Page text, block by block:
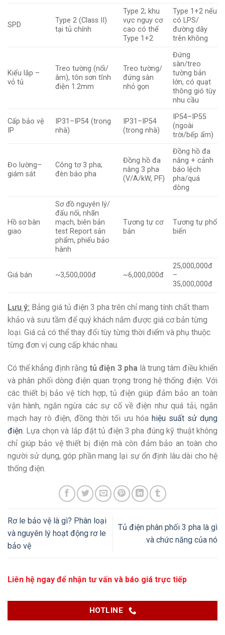
SPD
Type 2 (Class II)
tại tủ chính
Type 2; khu
vực nguy cơ
cao có thể
Type 1+2
Type 1+2 nếu
có LPS/
đường dây
trên không
Kiểu lắp –
vỏ tủ
Treo tường (nổi/
âm), tôn sơn tĩnh
điện 1.2mm
Treo tường/
đứng sàn
nhỏ gọn
Đứng
sàn/treo
tường bản
lớn, có quạt
thông gió tùy
nhu cầu
Cấp bảo vệ
IP
IP31–IP54 (trong
nhà)
IP31–IP54
(trong nhà)
IP54–IP55
(ngoài
trời/bếp ẩm)
Đo lường–
giám sát
Công tơ 3 pha;
đèn báo pha
Đồng hồ đa
năng 3 pha
(V/A/kW, PF)
Đồng hồ đa
năng + cảnh
báo lệch
pha/quá
dòng
Hồ sơ bàn
giao
Sơ đồ nguyên lý/
đấu nối, nhãn
mạch, biên bản
test Report sản
phẩm, phiếu bảo
hành
Tương tự cơ
bản
Tương tự phổ
biến
Giá bán ~3,500,000đ ~6,000,000đ
25,000,000đ
–
35,000,000đ
Lưu ý: Bảng giá tủ điện 3 pha trên chỉ mang tính chất tham
khảo và sưu tầm để quý khách nắm được giá cơ bản từng
loại. Giá cả có thể thay đổi tùy từng thời điểm và phụ thuộc
từng đơn vị cung cấp khác nhau.
Có thể khẳng định rằngtủ điện 3 pha là trung tâm điều khiển
và phân phối dòng điện quan trọng trong hệ thống điện. Với
các thiết bị bảo vệ tích hợp, tủ điện giúp đảm bảo an toàn
vận hành, ngăn ngừa các sự cố về điện như quá tải, ngắn
mạch hay rò điện, đồng thời tối ưu hóa hiệu suất sử dụng
điện. Lựa chọn và lắp đặt tủ điện 3 pha đúng kỹ thuật không
chỉ giúp bảo vệ thiết bị điện mà còn đảm bảo an toàn cho
người sử dụng, góp phần mang lại sự ổn định lâu dài cho hệ
thống điện.
Rơ le bảo vệ là gì? Phân loại
và nguyên lý hoạt động rơ le
bảo vệ
Tủ điện phân phối 3 pha là gì
và chức năng của nó
Liên hệ ngay để nhận tư vấn và báo giá trực tiếp
HOTLINE